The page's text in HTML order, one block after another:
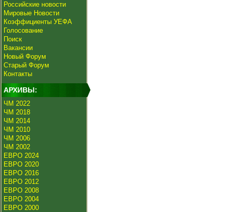
Российские новости
Мировые Новости
Коэффициенты УЕФА
Голосование
Поиск
Вакансии
Новый Форум
Старый Форум
Контакты
АРХИВЫ:
ЧМ 2022
ЧМ 2018
ЧМ 2014
ЧМ 2010
ЧМ 2006
ЧМ 2002
ЕВРО 2024
ЕВРО 2020
ЕВРО 2016
ЕВРО 2012
ЕВРО 2008
ЕВРО 2004
ЕВРО 2000